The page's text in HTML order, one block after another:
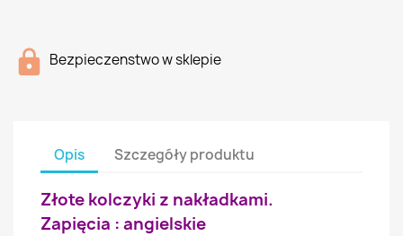
Bezpieczenstwo w sklepie
Opis Szczegóły produktu
Złote kolczyki z nakładkami.
Zapięcia : angielskie